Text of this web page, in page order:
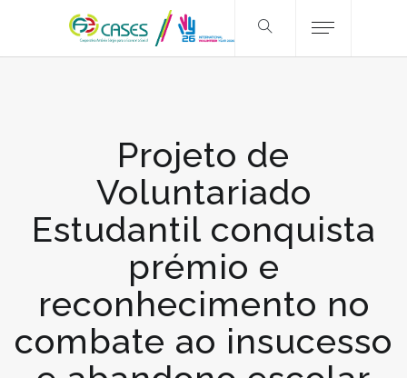
Projeto de
Voluntariado
Estudantil conquista
prémio e
reconhecimento no
combate ao insucesso